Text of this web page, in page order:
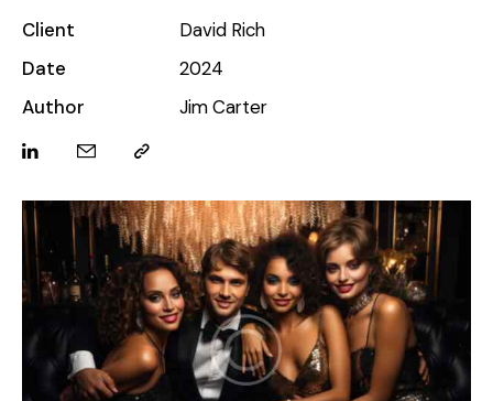
Client
David Rich
Date
2024
Author
Jim Carter